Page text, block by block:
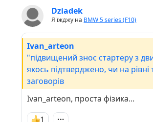
Dziadek
Я їжджу на BMW 5 series (F10)
Ivan_arteon
"підвищений знос стартеру з
якось підтверджено, чи на рівні
заговорів
Ivan_arteon, проста фізика...
1